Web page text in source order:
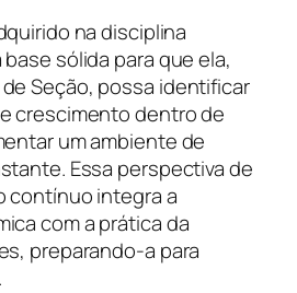
na disciplina
sólida para que ela,
Seção, possa identificar
crescimento dentro de
um ambiente de
Essa perspectiva de
contínuo integra a
com a prática da
preparando-a para